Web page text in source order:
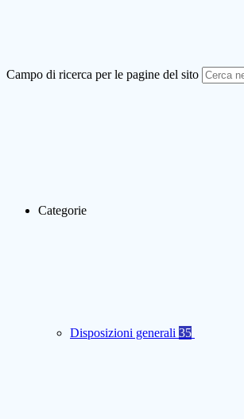
Campo di ricerca per le pagine del sito
Categorie
Disposizioni generali 35